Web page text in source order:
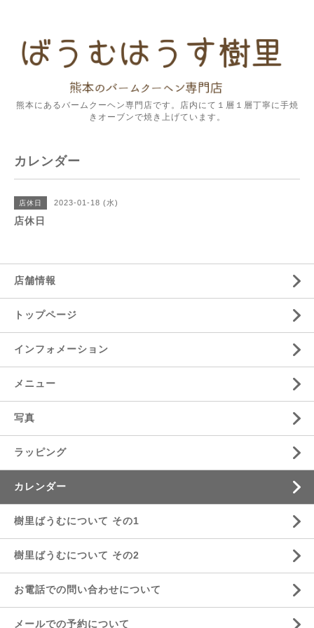
熊本にあるバームクーヘン専門店です。店内にて１層１層丁寧に手焼
きオーブンで焼き上げています。
カレンダー
店休日 2023-01-18 (水)
店休日
店舗情報
トップページ
インフォメーション
メニュー
写真
ラッピング
カレンダー
樹里ばうむについて その1
樹里ばうむについて その2
お電話での問い合わせについて
メールでの予約について